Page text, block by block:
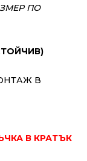
ПО
В
В КРАТЪК